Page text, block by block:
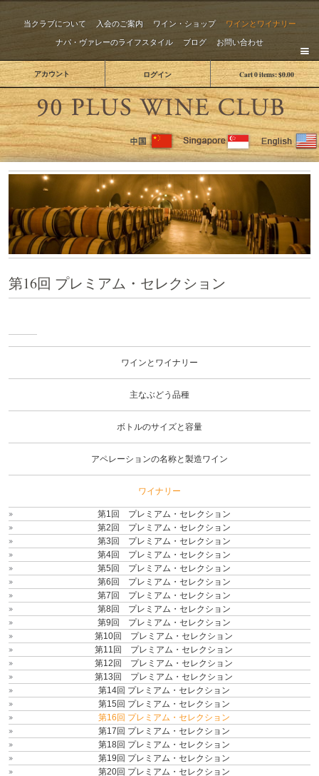
当クラブについて 入会のご案内 ワイン・ショップ
ワインとワイナリー
ナパ・ヴァレーのライフスタイル
ブログ お問い合わせ
Cart0items:$0.00
アカウント ログイン
The
第16回 プレミアム・セレクション
ワイ
ンと
ワインとワイナリー
主なぶどう品種
ボトルのサイズと容量
アペレーションの名称と製造ワイン
ワイナリー
第1回 プレミアム・セレクション
第2回 プレミアム・セレクション
第3回 プレミアム・セレクション
第4回 プレミアム・セレクション
第5回 プレミアム・セレクション
第6回 プレミアム・セレクション
第7回 プレミアム・セレクション
第8回 プレミアム・セレクション
第9回 プレミアム・セレクション
第10回 プレミアム・セレクション
第11回 プレミアム・セレクション
第12回 プレミアム・セレクション
第13回 プレミアム・セレクション
第14回 プレミアム・セレクション
第15回 プレミアム・セレクション
第16回 プレミアム・セレクション
第17回 プレミアム・セレクション
第18回 プレミアム・セレクション
第19回 プレミアム・セレクション
第20回 プレミアム・セレクション